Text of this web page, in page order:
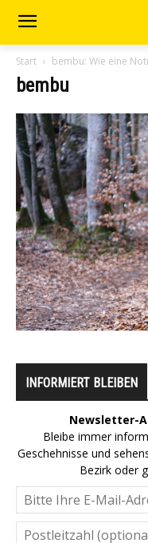
Start bembu: Wie eine
bembu
INFORMIERT BLEIBEN
Newsletter-
Bleibe immer
Geschehnisse und
Bezirk oder